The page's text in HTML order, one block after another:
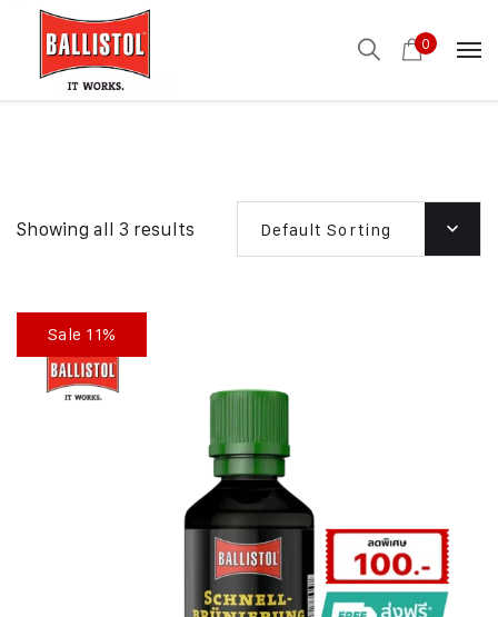
0
Showing all 3 results Default Sorting
Sale 11%